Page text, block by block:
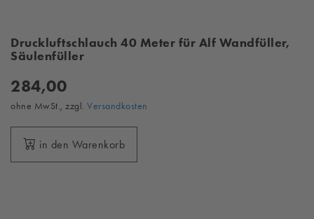
Druckluftschlauch 40 Meter für Alf Wandfüller,
Säulenfüller
284,00
ohne MwSt., zzgl. Versandkosten
in den Warenkorb